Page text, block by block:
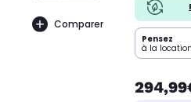
Comparer
Pensez
à la location